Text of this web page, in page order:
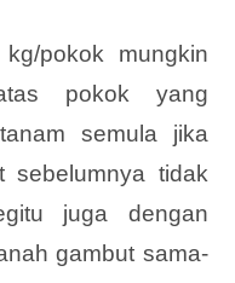
pokok mungkin
pokok yang
semula jika
sebelumnya tidak
juga dengan
gambut sama-